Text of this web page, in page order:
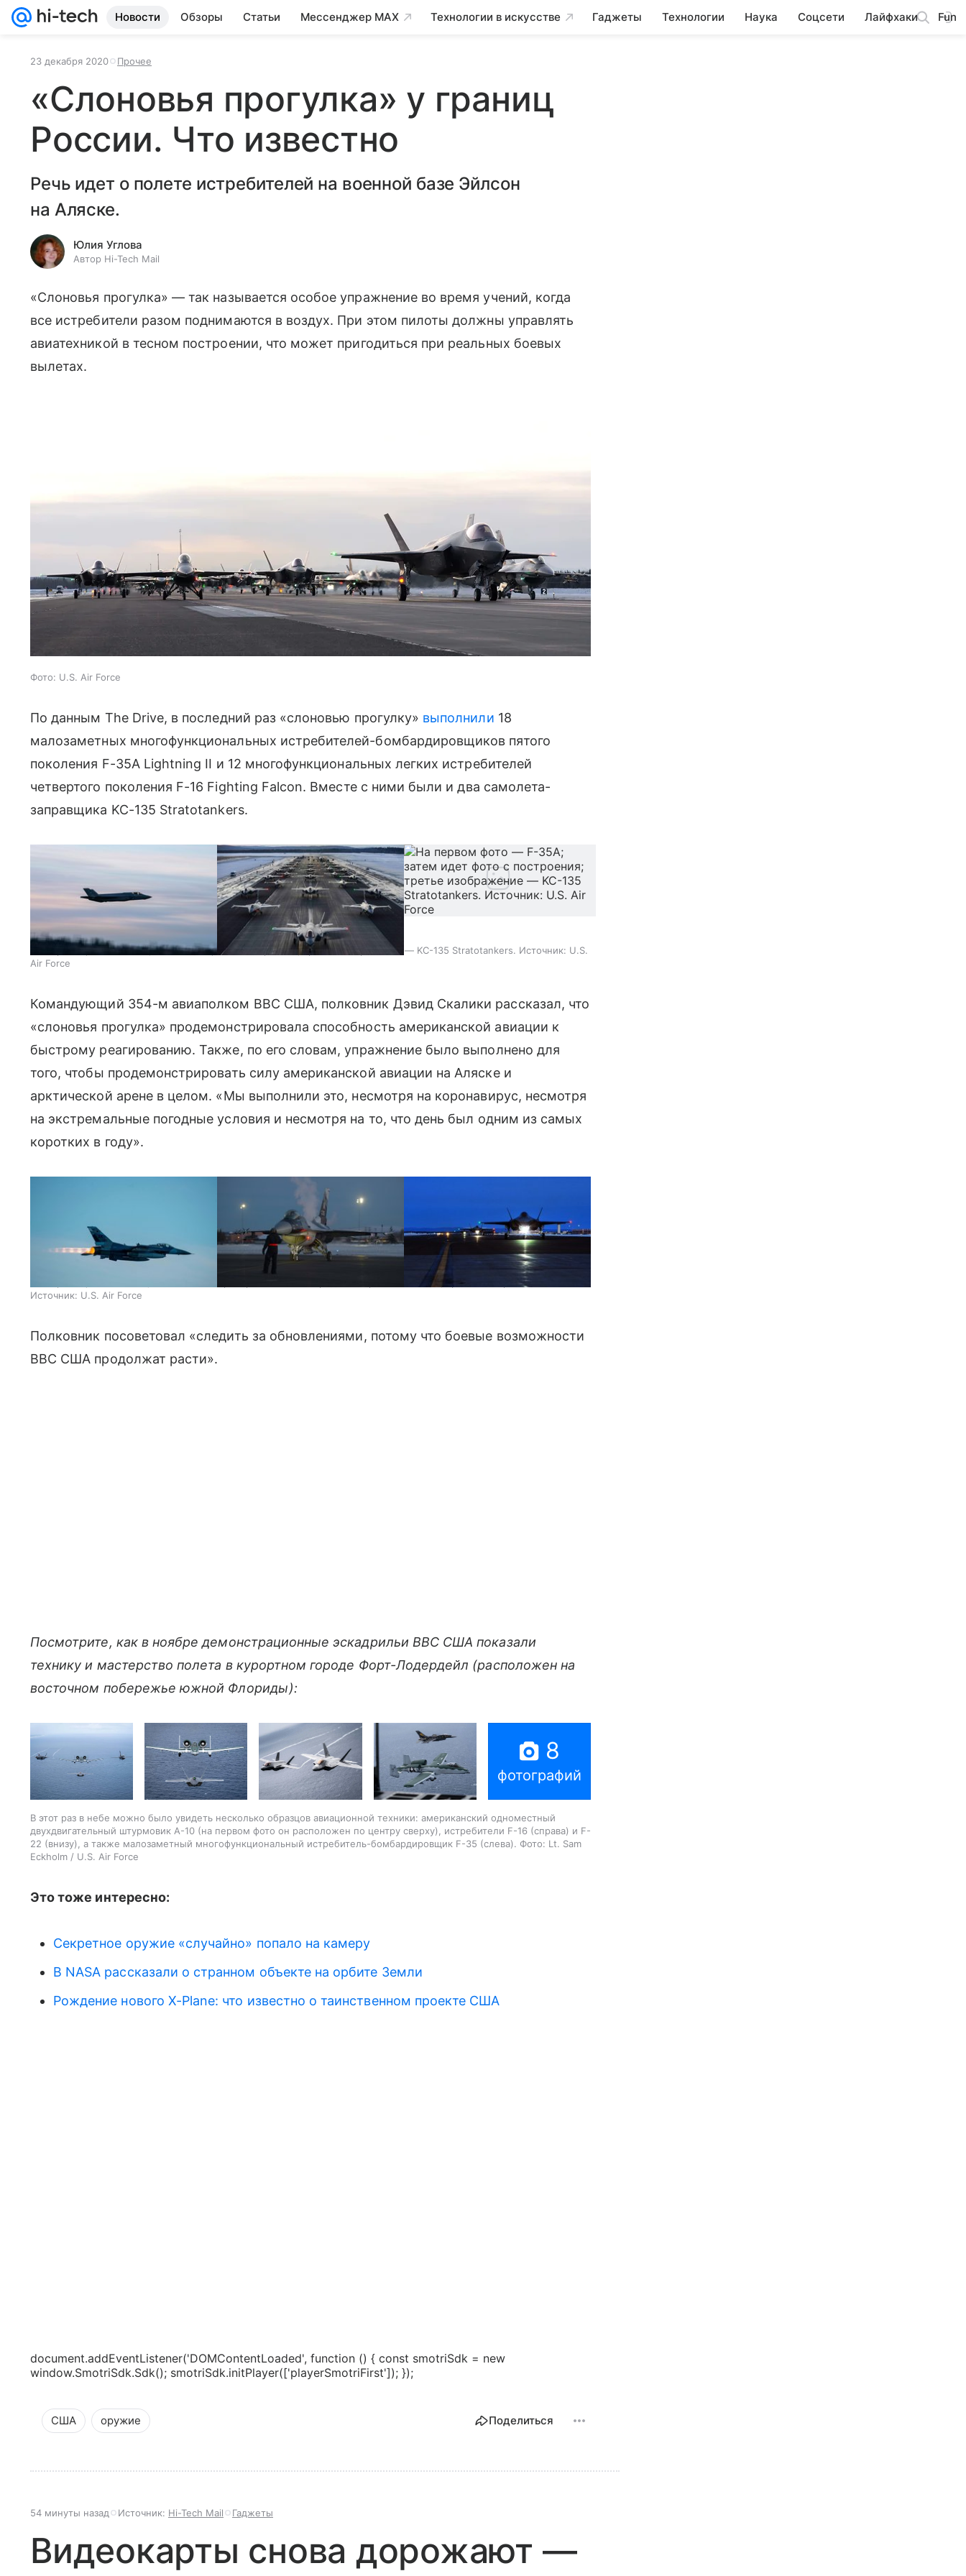
Новости Обзоры Статьи Мессенджер MAX Технологии в искусстве Гаджеты Технологии Наука Соцсети Лайфхаки Fun
23 декабря 2020 Прочее
«Слоновья прогулка» у границ
России. Что известно
Речь идет о полете истребителей на военной базе Эйлсон
на Аляске.
Юлия Углова
Автор Hi-Tech Mail
«Слоновья прогулка» — так называется особое упражнение во время учений, когда
все истребители разом поднимаются в воздух. При этом пилоты должны управлять
авиатехникой в тесном построении, что может пригодиться при реальных боевых
вылетах.
Фото: U.S. Air Force
По данным The Drive, в последний раз «слоновью прогулку» выполнили 18
малозаметных многофункциональных истребителей-бомбардировщиков пятого
поколения F-35A Lightning II и 12 многофункциональных легких истребителей
четвертого поколения F-16 Fighting Falcon. Вместе с ними были и два самолета-
заправщика KC-135 Stratotankers.
На первом фото — F-35A; затем идет фото с построения; третье изображение — KC-135 Stratotankers. Источник: U.S.
Air Force
Командующий 354-м авиаполком ВВС США, полковник Дэвид Скалики рассказал, что
«слоновья прогулка» продемонстрировала способность американской авиации к
быстрому реагированию. Также, по его словам, упражнение было выполнено для
того, чтобы продемонстрировать силу американской авиации на Аляске и
арктической арене в целом. «Мы выполнили это, несмотря на коронавирус, несмотря
на экстремальные погодные условия и несмотря на то, что день был одним из самых
коротких в году».
На первом фото — F-16С; затем летчик проверяет F-16C на предмет образования льда; третье изображение — F-35A.
Источник: U.S. Air Force
Полковник посоветовал «следить за обновлениями, потому что боевые возможности
ВВС США продолжат расти».
Посмотрите, как в ноябре демонстрационные эскадрильи ВВС США показали
технику и мастерство полета в курортном городе Форт-Лодердейл (расположен на
восточном побережье южной Флориды):
8
фотографий
В этот раз в небе можно было увидеть несколько образцов авиационной техники: американский одноместный
двухдвигательный штурмовик A-10 (на первом фото он расположен по центру сверху), истребители F-16 (справа) и F-
22 (внизу), а также малозаметный многофункциональный истребитель-бомбардировщик F-35 (слева). Фото: Lt. Sam
Eckholm / U.S. Air Force
Это тоже интересно:
Секретное оружие «случайно» попало на камеру
В NASA рассказали о странном объекте на орбите Земли
Рождение нового X-Plane: что известно о таинственном проекте США
document.addEventListener('DOMContentLoaded', function () { const smotriSdk = new
window.SmotriSdk.Sdk(); smotriSdk.initPlayer(['playerSmotriFirst']); });
США оружие Поделиться
54 минуты назад Источник: Hi-Tech Mail Гаджеты
Видеокарты снова дорожают —